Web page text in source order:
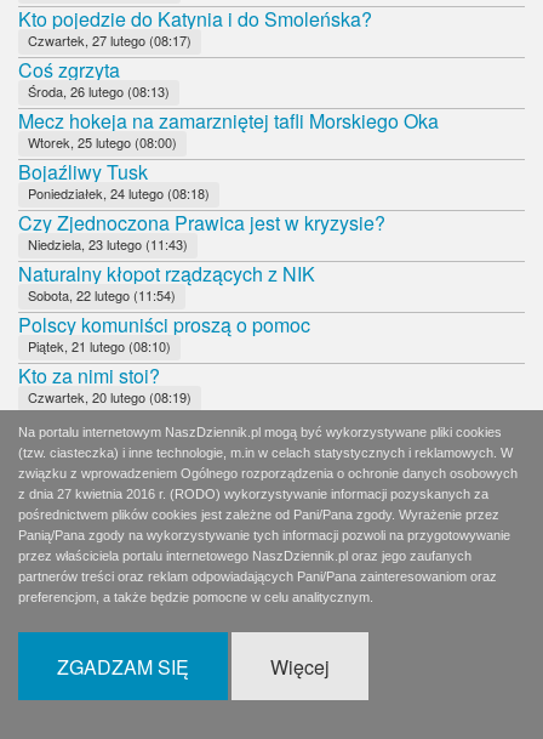
Kto pojedzie do Katynia i do Smoleńska?
Czwartek, 27 lutego (08:17)
Coś zgrzyta
Środa, 26 lutego (08:13)
Mecz hokeja na zamarzniętej tafli Morskiego Oka
Wtorek, 25 lutego (08:00)
Bojaźliwy Tusk
Poniedziałek, 24 lutego (08:18)
Czy Zjednoczona Prawica jest w kryzysie?
Niedziela, 23 lutego (11:43)
Naturalny kłopot rządzących z NIK
Sobota, 22 lutego (11:54)
Polscy komuniści proszą o pomoc
Piątek, 21 lutego (08:10)
Kto za nimi stoi?
Czwartek, 20 lutego (08:19)
Katyń i Smoleńsk poza polityką
Środa, 19 lutego (08:09)
Niehonorowy Wałęsa
Wtorek, 18 lutego (04:01)
Lewicowy zakalec
Wtorek, 18 lutego (08:13)
Fajerwerki czy rutyna?
Poniedziałek, 17 lutego (07:24)
Wyborcza ostrożność i powściągliwość
Karygodne niedopatrzenie ochrony Prezydenta RP
Sobota, 15 lutego (12:21)
Na portalu internetowym NaszDziennik.pl mogą być wykorzystywane pliki cookies
(tzw. ciasteczka) i inne technologie, m.in w celach statystycznych i reklamowych. W
związku z wprowadzeniem Ogólnego rozporządzenia o ochronie danych osobowych
z dnia 27 kwietnia 2016 r. (RODO) wykorzystywanie informacji pozyskanych za
pośrednictwem plików cookies jest zależne od Pani/Pana zgody. Wyrażenie przez
Panią/Pana zgody na wykorzystywanie tych informacji pozwoli na przygotowywanie
przez właściciela portalu internetowego NaszDziennik.pl oraz jego zaufanych
partnerów treści oraz reklam odpowiadających Pani/Pana zainteresowaniom oraz
preferencjom, a także będzie pomocne w celu analitycznym.
ZGADZAM SIĘ Więcej